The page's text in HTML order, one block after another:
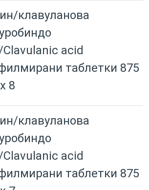
клавуланова
acid
таблетки 875
8
клавуланова
acid
таблетки 875